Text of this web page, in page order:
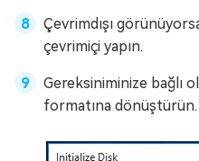
Çevrimdışı
çevrimiçi yapın.
Gereksiniminize bağlı
formatına dönüştürün.